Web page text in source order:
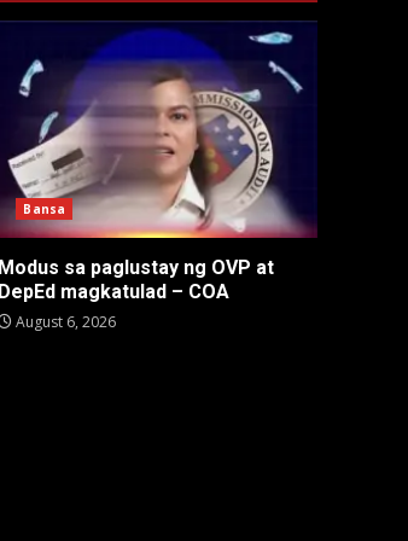
Bansa
Modus sa paglustay ng OVP at
DepEd magkatulad – COA
August 6, 2026